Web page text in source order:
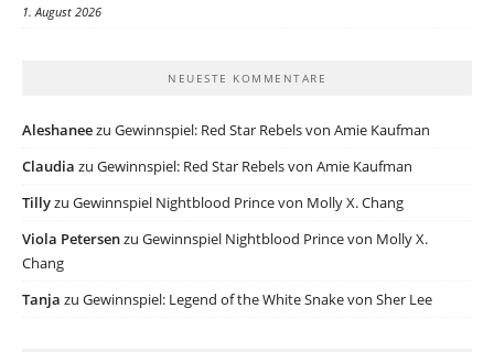
1. August 2026
NEUESTE KOMMENTARE
Aleshaneezu Gewinnspiel: Red Star Rebels von Amie Kaufman
Claudia zu Gewinnspiel: Red Star Rebels von Amie Kaufman
Tillyzu Gewinnspiel Nightblood Prince von Molly X. Chang
Viola Petersenzu Gewinnspiel Nightblood Prince von Molly X.
Chang
Tanja zu Gewinnspiel: Legend of the White Snake von Sher Lee